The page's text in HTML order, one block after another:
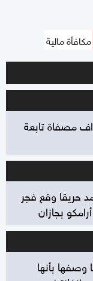
مكافأة مالية
مصفاة تابعة
حريقا وقع فجر
بجازان
وصفها بأنها